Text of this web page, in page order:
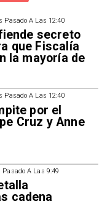
Pasado A Las 12:40
secreto
que Fiscalía
la mayoría de
Pasado A Las 12:40
por el
Cruz y Anne
Pasado A Las 9:49
cadena